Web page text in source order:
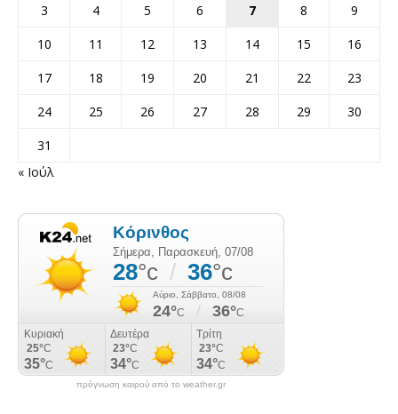
3
4 5 6 7 8
9
10
11 12 13 14 15
16
17
18 19 20 21 22
23
24
25 26 27 28 29
30
31
« Ιούλ
πρόγνωση καιρού από το weather.gr